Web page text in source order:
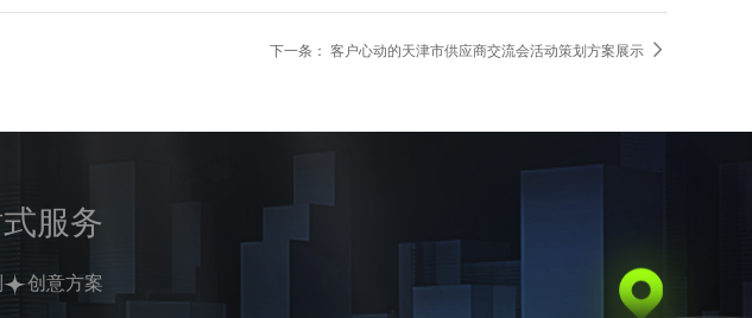
下一条： 客户心动的天津市供应商交流会活动策划方案展示 
服务
创意方案